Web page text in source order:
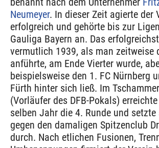
Neumeyer. In dieser Zeit agierte der
erfolgreich und gehörte bis zur
Gauliga Bayern an. Das
vermutlich 1939, als man zeitweise
anführte, am Ende Vierter wurde,
beispielsweise den 1. FC Nürnberg
Fürth hinter sich ließ. Im
(Vorläufer des DFB-Pokals)
selben Jahr die 4. Runde und
gegen den damaligen Spitzenclub
durch. Nach etlichen Fusionen,